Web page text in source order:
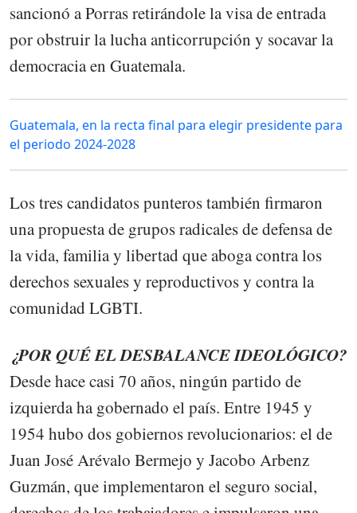
sancionó a Porras retirándole la visa de entrada
por obstruir la lucha anticorrupción y socavar la
democracia en Guatemala.
Guatemala, en la recta final para elegir presidente para
el periodo 2024-2028
Los tres candidatos punteros también firmaron
una propuesta de grupos radicales de defensa de
la vida, familia y libertad que aboga contra los
derechos sexuales y reproductivos y contra la
comunidad LGBTI.
¿POR QUÉ EL DESBALANCE IDEOLÓGICO?
Desde hace casi 70 años, ningún partido de
izquierda ha gobernado el país. Entre 1945 y
1954 hubo dos gobiernos revolucionarios: el de
Juan José Arévalo Bermejo y Jacobo Arbenz
Guzmán, que implementaron el seguro social,